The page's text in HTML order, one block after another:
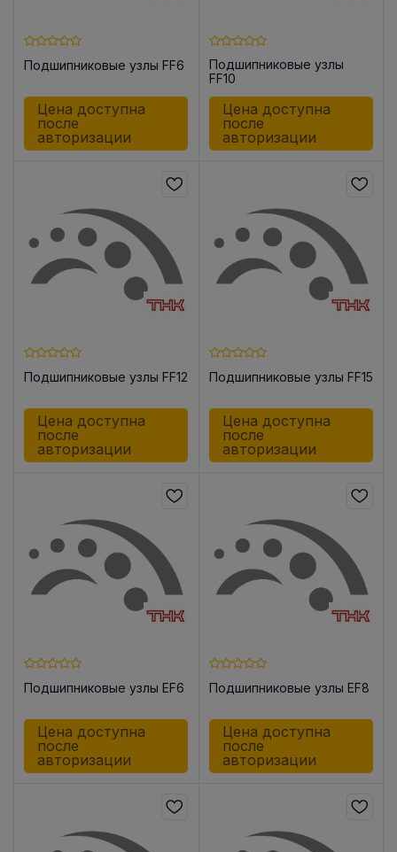
Подшипниковые узлы FF6
Цена доступна
после
авторизации
Подшипниковые узлы
FF10
Цена доступна
после
авторизации
Подшипниковые узлы FF12
Цена доступна
после
авторизации
Подшипниковые узлы FF15
Цена доступна
после
авторизации
Подшипниковые узлы EF6
Цена доступна
после
авторизации
Подшипниковые узлы EF8
Цена доступна
после
авторизации